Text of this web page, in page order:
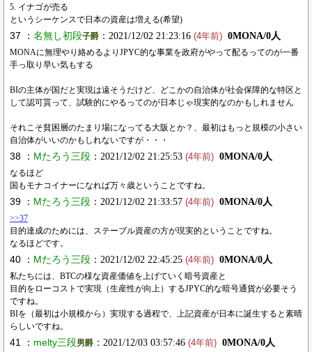
5. イナゴが売る
というシーケンスで日本の資産は増える(希望)
37 ： 名無し初段子爵 ：2021/12/02 21:23:16 (4年前) 0MONA/0人
MONAに無理やり絡めるよりJPYC的な事業を政府がやって配るってのが一番
手っ取り早い気もする
BIの主体が国だと実現は遠そうだけど、どこかの自治体が社会保障的な特区と
して認可貰って、試験的にやるってのが日本じゃ現実的なのかもしれません
それこそ貧困層のたまり場になってる大阪とか？、最初はもっと規模の小さい
自治体がいいのかもしれないですが・・・
38 ： Mたろう三段 ：2021/12/02 21:25:53 (4年前) 0MONA/0人
なるほど
国もモナコイナーになれば万々歳ということですね。
39 ： Mたろう三段 ：2021/12/02 21:33:57 (4年前) 0MONA/0人
>>37
目的達成のためには、ステーブル資産の方が現実的ということですね。
なるほどです。
40 ： Mたろう三段 ：2021/12/02 22:45:25 (4年前) 0MONA/0人
私たちには、BTCの様な資産価値を上げていく暗号資産と
目的をローコストで実現（生産性が向上）するJPYC的な暗号通貨が必要そう
ですね。
BIを（最初は小規模から）実現する過程で、上記資産が日本に誕生すると素晴
らしいですね。
41 ： melty三段男爵 ：2021/12/03 03:57:46 (4年前) 0MONA/0人